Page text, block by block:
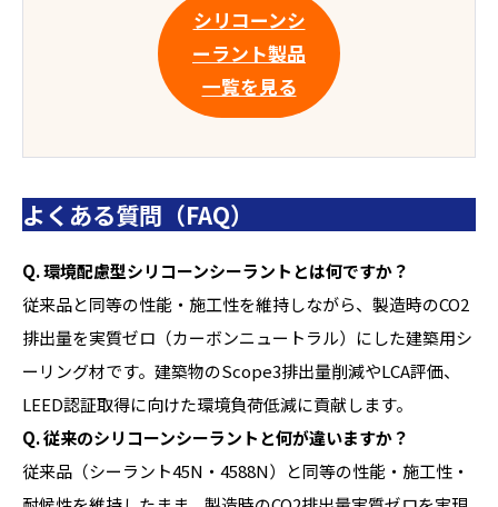
シリコーンシ
ーラント製品
一覧を見る
よくある質問（FAQ）
Q. 環境配慮型シリコーンシーラントとは何ですか？
従来品と同等の性能・施工性を維持しながら、製造時のCO2
排出量を実質ゼロ（カーボンニュートラル）にした建築用シ
ーリング材です。建築物のScope3排出量削減やLCA評価、
LEED認証取得に向けた環境負荷低減に貢献します。
Q. 従来のシリコーンシーラントと何が違いますか？
従来品（シーラント45N・4588N）と同等の性能・施工性・